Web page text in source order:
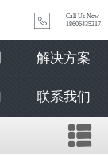
Call Us Now
18606435217
解决方案
联系我们